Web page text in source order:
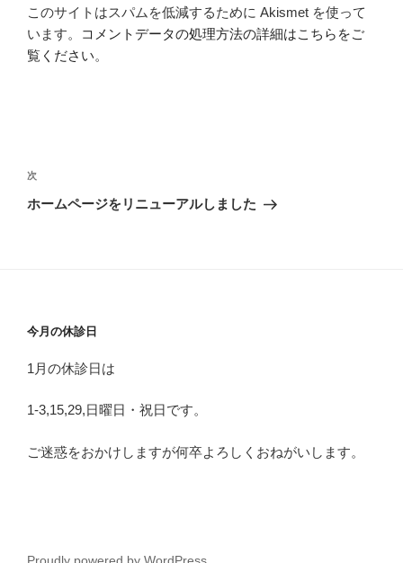
このサイトはスパムを低減するために Akismet を使って
います。
コメントデータの処理方法の詳細はこちらをご
覧ください。
稿
ナ
ョ
次
の
次
ホームページをリニューアルしました
今月の休診日
1月の休診日は
1-3,15,29,日曜日・祝日です。
ご迷惑をおかけしますが何卒よろしくおねがいします。